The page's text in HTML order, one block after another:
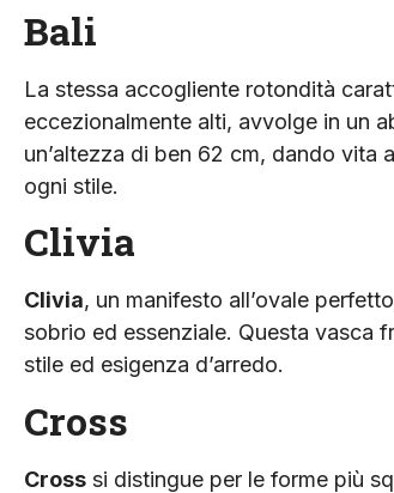
Bali
La stessa accogliente rotondità
eccezionalmente alti, avvolge in un
un’altezza di ben 62 cm, dando vita
ogni stile.
Clivia
Clivia, un manifesto all’ovale
sobrio ed essenziale. Questa vasca
stile ed esigenza d’arredo.
Cross
Cross si distingue per le forme più